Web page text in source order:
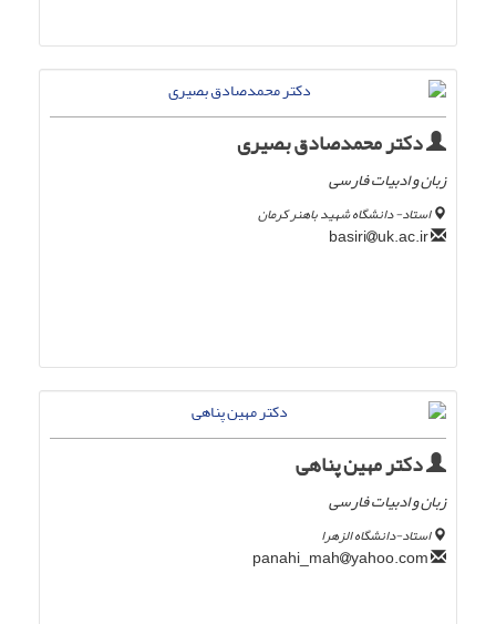
دکتر محمدصادق بصیری
زبان و ادبیات فارسی
استاد- دانشگاه شهید باهنر کرمان
uk.ac.ir
دکتر مهین پناهی
زبان و ادبیات فارسی
استاد-دانشگاه الزهرا
yahoo.com